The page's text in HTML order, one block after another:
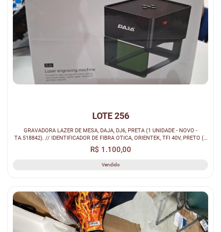
LOTE 256
GRAVADORA LAZER DE MESA, DAJA, DJ6, PRETA (1 UNIDADE - NOVO -
TA.518842). // IDENTIFICADOR DE FIBRA OTICA, ORIENTEK, TFI 40V, PRETO (2
R$ 1.100,00
Vendido